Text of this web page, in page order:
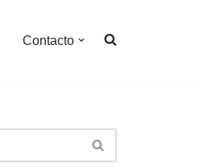
Contacto